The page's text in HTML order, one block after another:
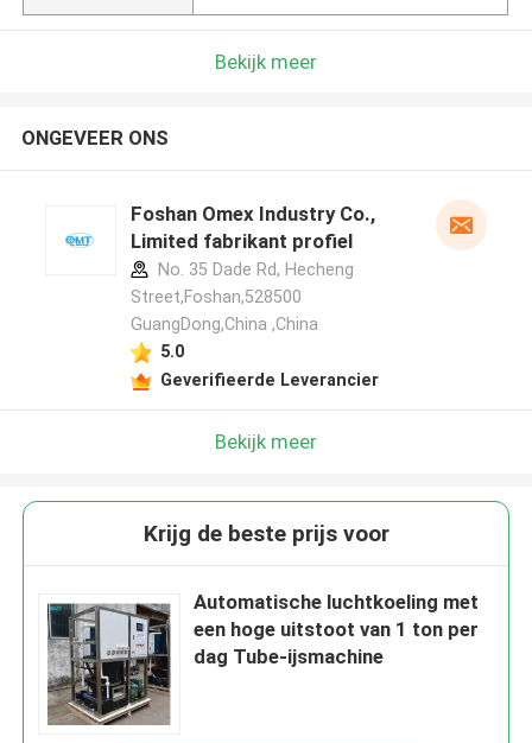
Bekijk meer
ONGEVEER ONS
Foshan Omex Industry Co.,
Limited fabrikant profiel
No. 35 Dade Rd, Hecheng
Street,Foshan,528500
GuangDong,China ,China
5.0
Geverifieerde Leverancier
Bekijk meer
Krijg de beste prijs voor
Automatische luchtkoeling met
een hoge uitstoot van 1 ton per
dag Tube-ijsmachine